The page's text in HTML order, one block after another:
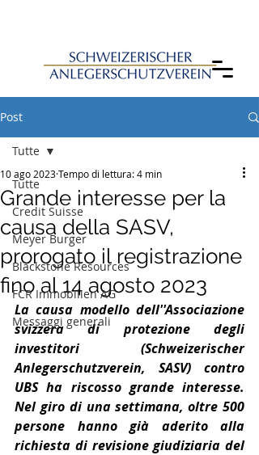
Post
Tutte
Credit Suisse
Meyer Burger
Blackstone Resources
FCR Immobilien AG
Messaggi generali
Tutte
Grande interesse per la
causa della SASV,
prorogato il registrazione
fino al 14 agosto 2023
10 ago 2023Tempo di lettura: 4 min
La causa modello dell''Associazione
svizzera di protezione degli
investitori (Schweizerischer
Anlegerschutzverein, SASV) contro
UBS ha riscosso grande interesse.
Nel giro di una settimana, oltre 500
persone hanno già aderito alla
richiesta di revisione giudiziaria del